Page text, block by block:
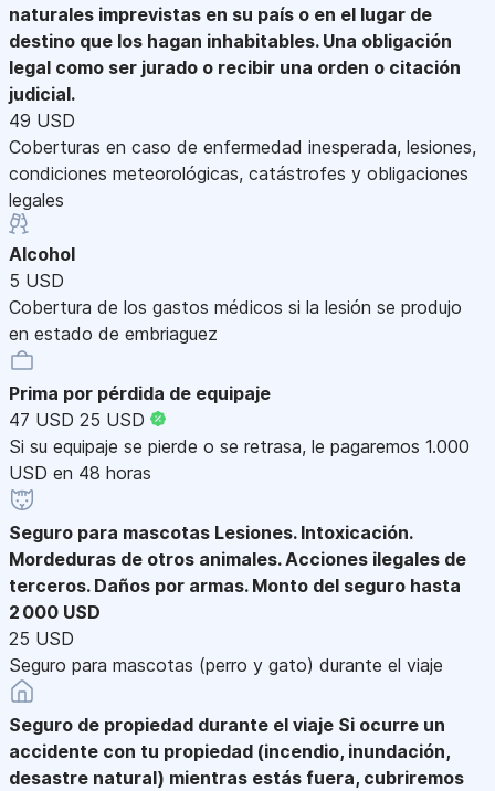
naturales imprevistas en su país o en el lugar de
destino que los hagan inhabitables. Una obligación
legal como ser jurado o recibir una orden o citación
judicial.
49 USD
Coberturas en caso de enfermedad inesperada, lesiones,
condiciones meteorológicas, catástrofes y obligaciones
legales
Alcohol
5 USD
Cobertura de los gastos médicos si la lesión se produjo
en estado de embriaguez
Prima por pérdida de equipaje
47 USD 25 USD
Si su equipaje se pierde o se retrasa, le pagaremos 1.000
USD en 48 horas
Seguro para mascotas Lesiones. Intoxicación.
Mordeduras de otros animales. Acciones ilegales de
terceros. Daños por armas. Monto del seguro hasta
2 000 USD
25 USD
Seguro para mascotas (perro y gato) durante el viaje
Seguro de propiedad durante el viaje Si ocurre un
accidente con tu propiedad (incendio, inundación,
desastre natural) mientras estás fuera, cubriremos